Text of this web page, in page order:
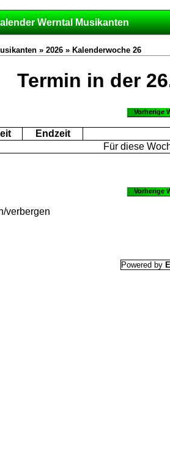
Werntal Musikanten
» 2026 » Kalenderwoche 26
Termin in der
Vorherige
Endzeit
Für diese
Vorherige
verbergen
Powered by